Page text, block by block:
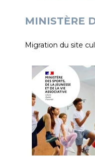
MINISTÈRE
Migration du site